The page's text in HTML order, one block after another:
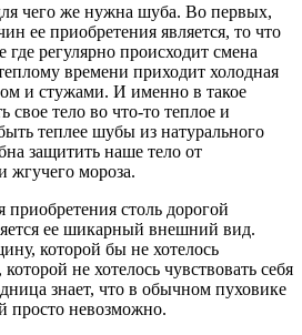
чего же нужна шуба. Во первых,
ее приобретения является, то что
регулярно происходит смена
времени приходит холодная
и стужами. И именно в такое
свое тело во что-то теплое и
теплее шубы из натурального
защитить наше тело от
жгучего мороза.
столь дорогой
ее шикарный внешний вид.
которой бы не хотелось
не хотелось чувствовать себя
знает, что в обычном пуховике
просто невозможно.